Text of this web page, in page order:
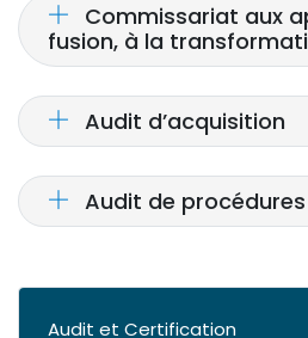
Audit et Certification
Commissariat aux
fusion, à la
Audit d’acquisition
Audit de procédures